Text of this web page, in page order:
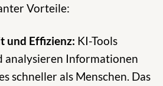
Vorteile:
und Effizienz: KI-Tools
analysieren Informationen
schneller als Menschen. Das